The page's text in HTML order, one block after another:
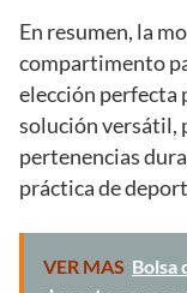
En resumen, la
compartimento
elección perfecta
solución versátil,
pertenencias
práctica de
VER MAS Bolsa